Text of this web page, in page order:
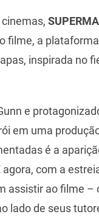
filme, a
inspirada no
e
em uma
é a
com a
assistir ao filme
lado de seus